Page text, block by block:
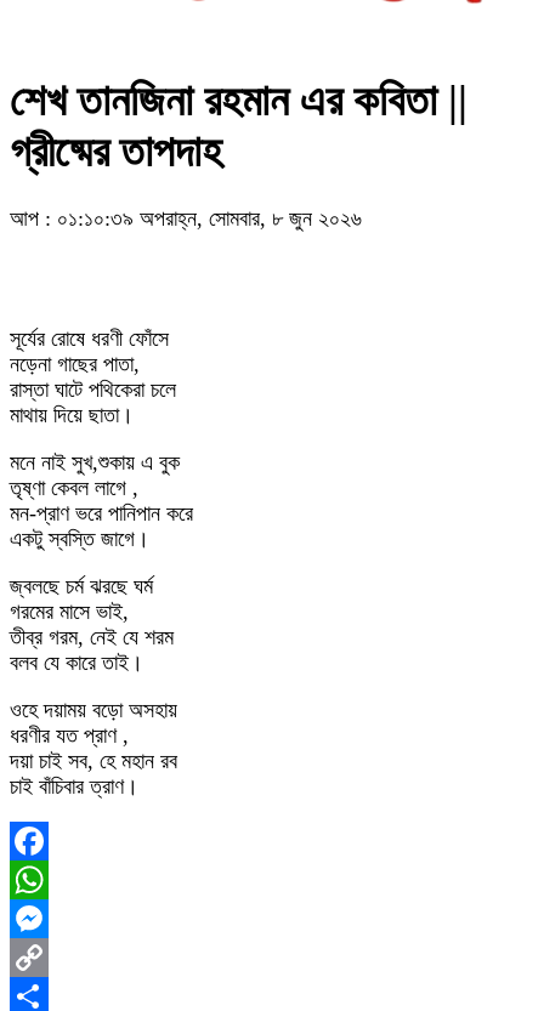
শেখ তানজিনা রহমান এর কবিতা ||
গ্রীষ্মের তাপদাহ
আপ : ০১:১০:৩৯ অপরাহ্ন, সোমবার, ৮ জুন ২০২৬
সূর্যের রোষে ধরণী ফোঁসে
নড়েনা গাছের পাতা,
রাস্তা ঘাটে পথিকেরা চলে
মাথায় দিয়ে ছাতা।
মনে নাই সুখ,শুকায় এ বুক
তৃষ্ণা কেবল লাগে ,
মন-প্রাণ ভরে পানিপান করে
একটু স্বস্তি জাগে।
জ্বলছে চর্ম ঝরছে ঘর্ম
গরমের মাসে ভাই,
তীব্র গরম, নেই যে শরম
বলব যে কারে তাই।
ওহে দয়াময় বড়ো অসহায়
ধরণীর যত প্রাণ ,
দয়া চাই সব, হে মহান রব
চাই বাঁচিবার ত্রাণ।
Facebook
WhatsApp
Messenger
Copy